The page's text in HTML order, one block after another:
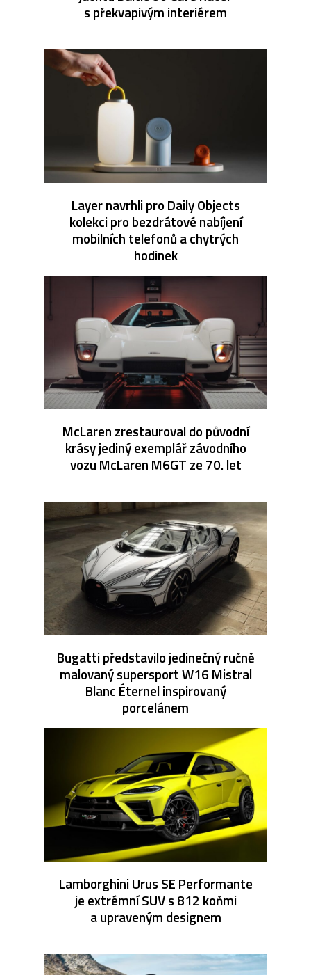
s překvapivým interiérem
Layer navrhli pro Daily Objects
kolekci pro bezdrátové nabíjení
mobilních telefonů a chytrých
hodinek
McLaren zrestauroval do původní
krásy jediný exemplář závodního
vozu McLaren M6GT ze 70. let
Bugatti představilo jedinečný ručně
malovaný supersport W16 Mistral
Blanc Éternel inspirovaný
porcelánem
Lamborghini Urus SE Performante
je extrémní SUV s 812 koňmi
a upraveným designem